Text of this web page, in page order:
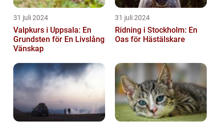
31 juli 2024
Valpkurs i Uppsala: En
Grundsten för En Livslång
Vänskap
31 juli 2024
Ridning i Stockholm: En
Oas för Hästälskare